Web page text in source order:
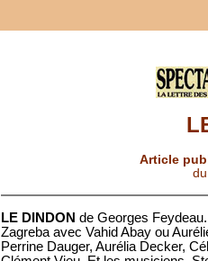
Article
LE DINDON de Georges
Zagreba avec Vahid Abay ou
Perrine Dauger, Aurélia Decker,